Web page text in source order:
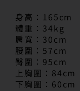
身高：165cm
體重：34kg
肩寬：30cm
腰圍：57cm
臀圍：95cm
上胸圍：84cm
下胸圍：60cm